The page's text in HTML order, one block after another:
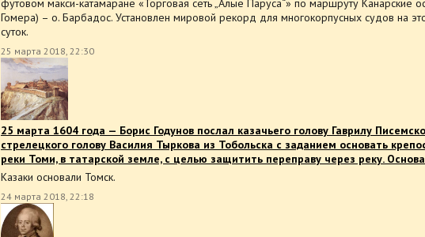
футовом макси-катамаране «Торговая сеть „Алые Паруса“» по маршруту Канарские
Гомера) – о. Барбадос. Установлен мировой рекорд для многокорпусных судов на
суток.
25 марта 2018, 22:30
25 марта 1604 года — Борис Годунов послал казачьего голову Гаврилу
стрелецкого голову Василия Тыркова из Тобольска с заданием основать
реки Томи, в татарской земле, с целью защитить переправу через реку.
Казаки основали Томск.
24 марта 2018, 22:18